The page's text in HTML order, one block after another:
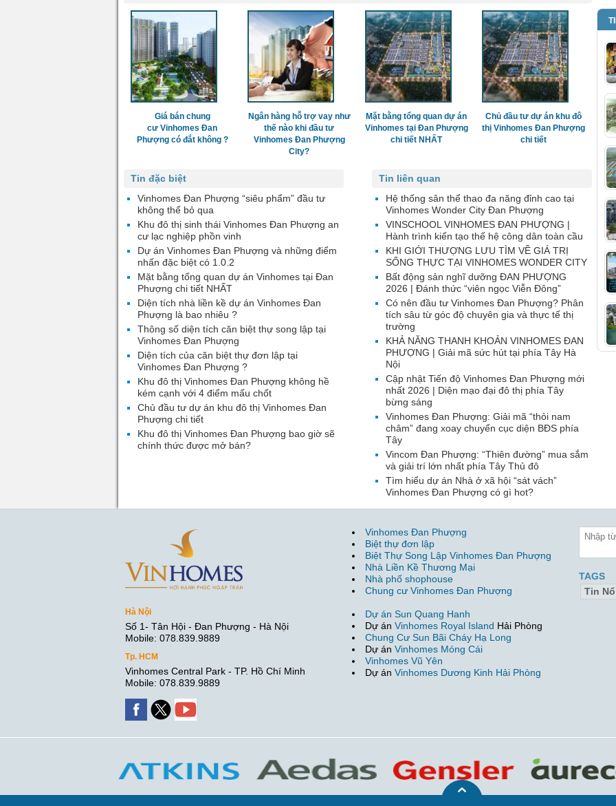
Giá bán chung
cư Vinhomes Đan
Phượng có đắt không ?
Ngân hàng hỗ trợ vay như
thế nào khi đầu tư
Vinhomes Đan Phượng
City?
Mặt bằng tổng quan dự án
Vinhomes tại Đan Phượng
chi tiết NHẤT
Chủ đầu tư dự án khu đô
thị Vinhomes Đan Phượng
chi tiết
Tin liên quan
Hệ thống sân thể thao đa năng đỉnh cao tại
Vinhomes Wonder City Đan Phượng
VINSCHOOL VINHOMES ĐAN PHƯỢNG |
Hành trình kiến tạo thế hệ công dân toàn cầu
KHI GIỚI THƯỢNG LƯU TÌM VỀ GIÁ TRỊ
SỐNG THỰC TẠI VINHOMES WONDER CITY
Bất động sản nghĩ dưỡng ĐAN PHƯỢNG
2026 | Đánh thức “viên ngọc Viễn Đông”
Có nên đầu tư Vinhomes Đan Phượng? Phân
tích sâu từ góc độ chuyên gia và thực tế thị
trường
KHẢ NĂNG THANH KHOẢN VINHOMES ĐAN
PHƯỢNG | Giải mã sức hút tại phía Tây Hà
Nội
Cập nhật Tiến độ Vinhomes Đan Phượng mới
nhất 2026 | Diện mạo đại đô thị phía Tây
bừng sáng
Vinhomes Đan Phượng: Giải mã “thỏi nam
châm” đang xoay chuyển cục diện BĐS phía
Tây
Vincom Đan Phượng: “Thiên đường” mua sắm
và giải trí lớn nhất phía Tây Thủ đô
Tìm hiểu dự án Nhà ở xã hội “sát vách”
Vinhomes Đan Phượng có gì hot?
Tin đặc biệt
Vinhomes Đan Phượng “siêu phẩm” đầu tư
không thể bỏ qua
Khu đô thị sinh thái Vinhomes Đan Phượng an
cư lạc nghiệp phồn vinh
Dự án Vinhomes Đan Phượng và những điểm
nhấn đặc biệt có 1.0.2
Mặt bằng tổng quan dự án Vinhomes tại Đan
Phượng chi tiết NHẤT
Diện tích nhà liền kề dự án Vinhomes Đan
Phượng là bao nhiêu ?
Thông số diện tích căn biệt thự song lập tại
Vinhomes Đan Phượng
Diện tích của căn biệt thự đơn lập tại
Vinhomes Đan Phượng ?
Khu đô thị Vinhomes Đan Phượng không hề
kém cạnh với 4 điểm mấu chốt
Chủ đầu tư dự án khu đô thị Vinhomes Đan
Phượng chi tiết
Khu đô thị Vinhomes Đan Phượng bao giờ sẽ
chính thức được mở bán?
Hà Nội
Số 1- Tân Hội - Đan Phượng - Hà Nội
Mobile: 078.839.9889
Tp. HCM
Vinhomes Central Park - TP. Hồ Chí Minh
Mobile: 078.839.9889
Vinhomes Đan Phượng
Biệt thự đơn lập
Biệt Thự Song Lập Vinhomes Đan Phượng
Nhà Liền Kề Thương Mại
Nhà phố shophouse
Chung cư Vinhomes Đan Phượng
Dự án Sun Quang Hanh
Dự án Vinhomes Royal Island Hải Phòng
Chung Cư Sun Bãi Cháy Hạ Long
Dự án Vinhomes Móng Cái
Vinhomes Vũ Yên
Dự án Vinhomes Dương Kinh Hải Phòng
TAGS
Tin